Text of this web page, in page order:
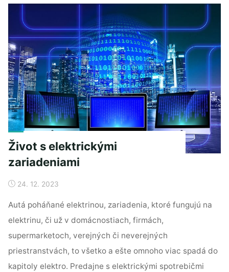
Službe
Život s elektrickými
zariadeniami
24. 12. 2023
Autá poháňané elektrinou, zariadenia, ktoré fungujú na
elektrinu, či už v domácnostiach, firmách,
supermarketoch, verejných či neverejných
priestranstvách, to všetko a ešte omnoho viac spadá do
kapitoly elektro. Predajne s elektrickými spotrebičmi